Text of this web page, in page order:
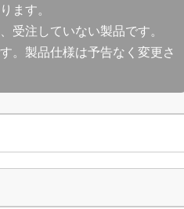
ます。
受注していない製品です。
。製品仕様は予告なく変更さ